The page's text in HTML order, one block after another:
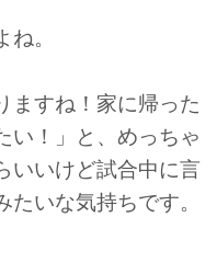
。
ますね！家に帰った
い！」と、めっちゃ
いいけど試合中に言
いな気持ちです。